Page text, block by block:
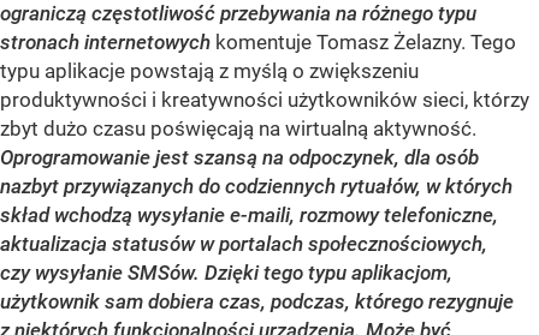
ograniczą częstotliwość przebywania na różnego typu
stronach internetowych komentuje Tomasz Żelazny. Tego
typu aplikacje powstają z myślą o zwiększeniu
produktywności i kreatywności użytkowników sieci, którzy
zbyt dużo czasu poświęcają na wirtualną aktywność.
Oprogramowanie jest szansą na odpoczynek, dla osób
nazbyt przywiązanych do codziennych rytuałów, w których
skład wchodzą wysyłanie e-maili, rozmowy telefoniczne,
aktualizacja statusów w portalach społecznościowych,
czy wysyłanie SMSów. Dzięki tego typu aplikacjom,
użytkownik sam dobiera czas, podczas, którego rezygnuje